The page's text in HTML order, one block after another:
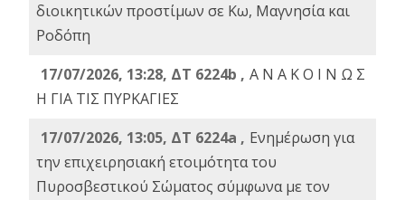
διοικητικών προστίμων σε Κω, Μαγνησία και
Ροδόπη
17/07/2026, 13:28, ΔΤ 6224b , Α Ν Α Κ Ο Ι Ν Ω Σ
Η ΓΙΑ ΤΙΣ ΠΥΡΚΑΓΙΕΣ
17/07/2026, 13:05, ΔΤ 6224a , Ενημέρωση για
την επιχειρησιακή ετοιμότητα του
Πυροσβεστικού Σώματος σύμφωνα με τον